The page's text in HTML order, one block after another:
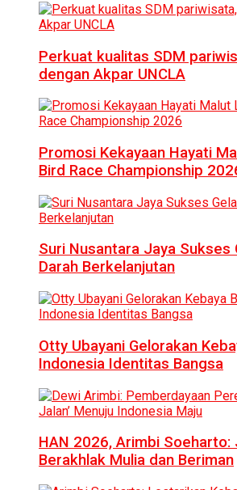
Perkuat kualitas SDM
dengan Akpar UNCLA
Promosi Kekayaan Hayati
Bird Race Championship
Suri Nusantara Jaya Sukses
Darah Berkelanjutan
Otty Ubayani Gelorakan
Indonesia Identitas Bangsa
HAN 2026, Arimbi Soeharto:
Berakhlak Mulia dan Beriman